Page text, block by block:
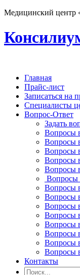
Медицинский центр
Главная
Прайс-лист
Записаться на
Специалисты
Вопрос-Ответ
Задать
Вопросы
Вопросы
Вопросы
Вопросы
Вопросы
Вопросы
Вопросы
Вопросы
Вопросы
Вопросы
Вопросы
Вопросы
Вопросы
Вопросы
Контакты